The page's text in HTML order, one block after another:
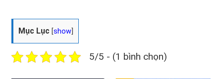
Mục Lục [show
5/5 - (1 bình chọn)